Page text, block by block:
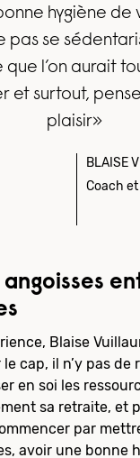
hygiène de
pas se
l’on aurait
et surtout,
plaisir»
BLAISE
Coach
Blaise
cap, il n’y pas de
en soi les
sa retraite, et
par
avoir une bonne